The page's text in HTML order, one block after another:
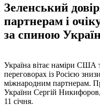
Зеленський
партнерам і
за спиною
Україна вітає наміри
переговорах із Росією
міжнародним партнерам.
України Сергій Никифоров,
11 січня.